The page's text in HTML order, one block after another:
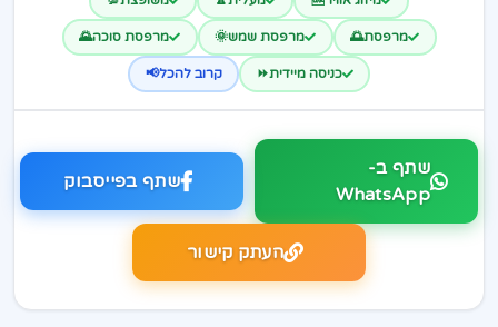
מרפסת🌅 מרפסת שמש🌞 מרפסת סוכה🌄
כניסה מיידית⏩ קרוב להכל📢
שתף ב-
WhatsApp
שתף בפייסבוק
העתק קישור